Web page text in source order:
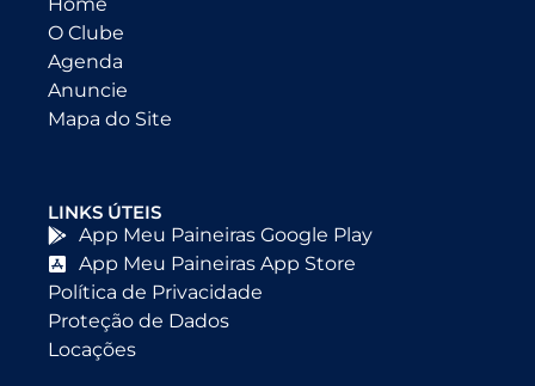
Home
O Clube
Agenda
Anuncie
Mapa do Site
LINKS ÚTEIS
App Meu Paineiras Google Play
App Meu Paineiras App Store
Política de Privacidade
Proteção de Dados
Locações